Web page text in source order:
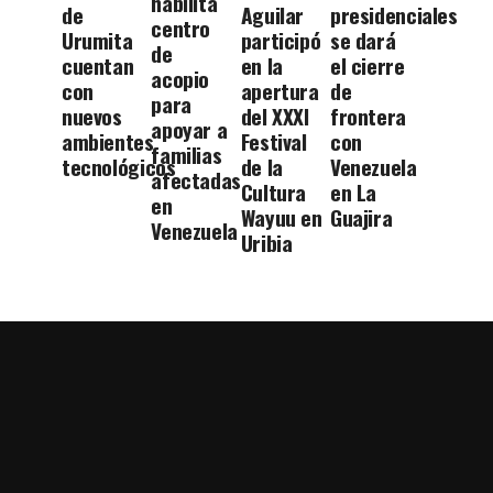
de
Urumita
cuentan
con
nuevos
ambientes
tecnológicos
centro
de
acopio
para
apoyar a
familias
afectadas
en
Venezuela
Aguilar
participó
en la
apertura
del XXXI
Festival
de la
Cultura
Wayuu en
Uribia
presidenciales
se dará
el cierre
de
frontera
con
Venezuela
en La
Guajira